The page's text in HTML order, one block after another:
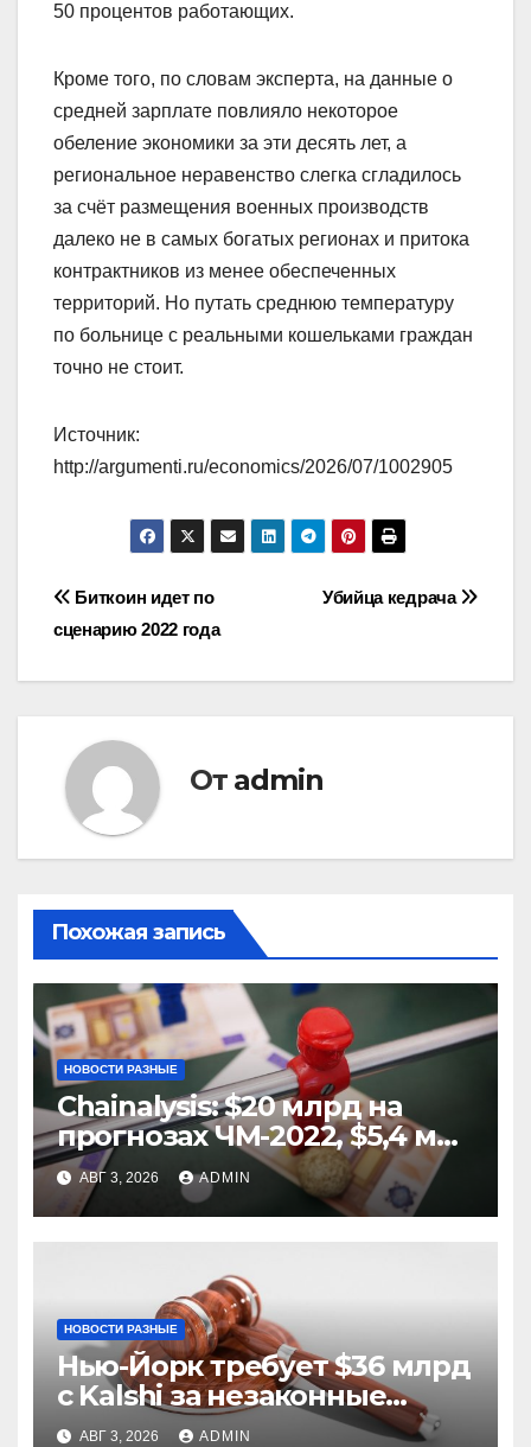
50 процентов работающих.
Кроме того, по словам эксперта, на данные о
средней зарплате повлияло некоторое
обеление экономики за эти десять лет, а
региональное неравенство слегка сгладилось
за счёт размещения военных производств
далеко не в самых богатых регионах и притока
контрактников из менее обеспеченных
территорий. Но путать среднюю температуру
по больнице с реальными кошельками граждан
точно не стоит.
Источник:
http://argumenti.ru/economics/2026/07/1002905
Навигация
по
Убийца кедрача
Биткоин идет по
сценарию 2022 года
От admin
Похожая запись
НОВОСТИ РАЗНЫЕ
Chainalysis: $20 млрд на
прогнозах ЧМ-2022, $5,4 млн
из них незаконные
АВГ 3, 2026 ADMIN
НОВОСТИ РАЗНЫЕ
Нью-Йорк требует $36 млрд
с Kalshi за незаконные
ставки
АВГ 3, 2026 ADMIN